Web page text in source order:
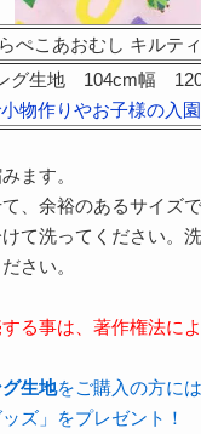
ぺこあおむし キルテ
グ生地 104cm幅
物作りやお子様の入
ます。
、余裕のあるサイズで
て洗ってください。
さい。
る事は、著作権法に
生地をご購入の方には
ズ」をプレゼント！